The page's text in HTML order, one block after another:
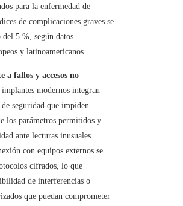
para la enfermedad de
de complicaciones graves se
5 %, según datos
y latinoamericanos.
a fallos y accesos no
modernos integran
seguridad que impiden
los parámetros permitidos y
ante lecturas inusuales.
con equipos externos se
cifrados, lo que
de interferencias o
que puedan comprometer